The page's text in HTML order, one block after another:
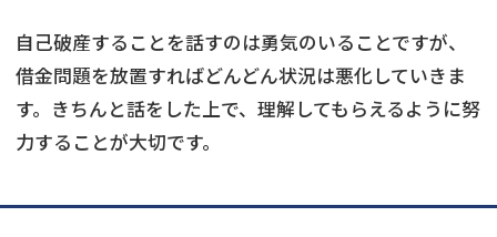
自己破産することを話すのは勇気のいることですが、
借金問題を放置すればどんどん状況は悪化していきま
す。きちんと話をした上で、理解してもらえるように努
力することが大切です。